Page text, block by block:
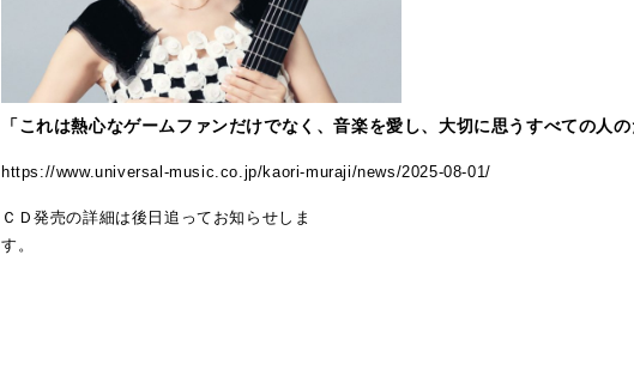
「これは熱心なゲームファンだけでなく、音楽を愛し、大切に思うすべての人の
https://www.universal-music.co.jp/kaori-muraji/news/2025-08-01/
ＣＤ発売の詳細は後日追ってお知らせしま
す